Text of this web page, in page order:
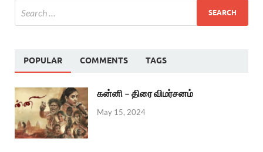
POPULAR COMMENTS TAGS
கன்னி – திரை விமர்சனம்
May 15, 2024